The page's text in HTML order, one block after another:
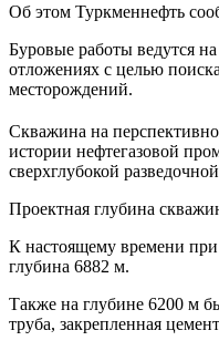
Об этом Туркменнефть
Буровые работы ведутся
отложениях с целью
месторождений.
Скважина на
истории нефтегазовой
сверхглубокой
Проектная глубина
К настоящему времени
глубина 6882 м.
Также на глубине 6200 м
труба, закрепленная